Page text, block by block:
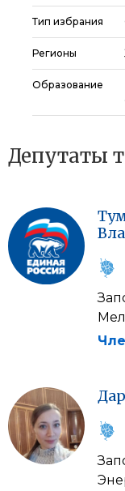
Тип избрания
Регионы
Образование
Депутаты